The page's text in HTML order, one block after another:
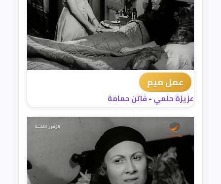
عمل ميم
عزيزة حلمي-فاتن حمامة